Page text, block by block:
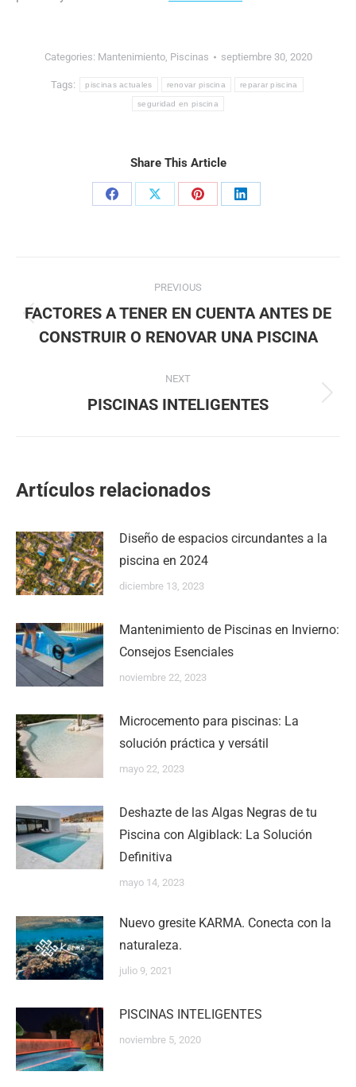
Categories: Mantenimiento, Piscinas septiembre 30, 2020
Tags: piscinas actuales renovar piscina reparar piscina
seguridad en piscina
Share This Article
Share
Share
Share
Share
navigation
PREVIOUS
Previous
post:
FACTORES A TENER EN CUENTA ANTES DE
CONSTRUIR O RENOVAR UNA PISCINA
NEXT
Next
PISCINAS INTELIGENTES
Artículos relacionados
Diseño de espacios circundantes a la
piscina en 2024
diciembre 13, 2023
Mantenimiento de Piscinas en Invierno:
Consejos Esenciales
noviembre 22, 2023
Microcemento para piscinas: La
solución práctica y versátil
mayo 22, 2023
Deshazte de las Algas Negras de tu
Piscina con Algiblack: La Solución
Definitiva
mayo 14, 2023
Nuevo gresite KARMA. Conecta con la
naturaleza.
julio 9, 2021
PISCINAS INTELIGENTES
noviembre 5, 2020